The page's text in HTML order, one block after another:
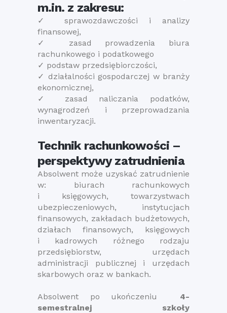
m.in. z zakresu:
✓ sprawozdawczości i analizy
finansowej,
✓ zasad prowadzenia biura
rachunkowego i podatkowego
✓ podstaw przedsiębiorczości,
✓ działalności gospodarczej w branży
ekonomicznej,
✓ zasad naliczania podatków,
wynagrodzeń i przeprowadzania
inwentaryzacji.
Technik rachunkowości –
perspektywy zatrudnienia
Absolwent może uzyskać zatrudnienie
w: biurach rachunkowych
i księgowych, towarzystwach
ubezpieczeniowych, instytucjach
finansowych, zakładach budżetowych,
działach finansowych, księgowych
i kadrowych różnego rodzaju
przedsiębiorstw, urzędach
administracji publicznej i urzędach
skarbowych oraz w bankach.
Absolwent po ukończeniu 4-
semestralnej szkoły